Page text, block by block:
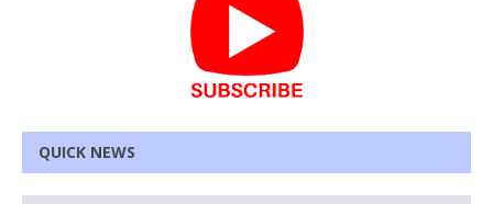
QUICK NEWS